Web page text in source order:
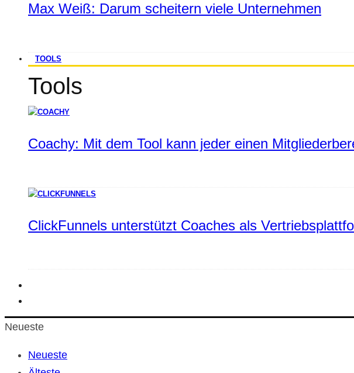
Max Weiß: Darum scheitern viele Unternehmen
TOOLS
Tools
Coachy: Mit dem Tool kann jeder einen
ClickFunnels unterstützt Coaches als
Neueste
Neueste